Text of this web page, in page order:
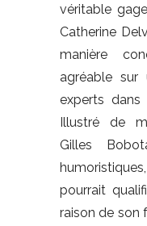
véritable
Catherine
manière
agréable
experts dans
Illustré de
Gilles
pourrait
raison de son